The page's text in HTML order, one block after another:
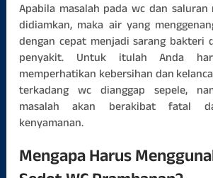
Apabila masalah pada wc dan
didiamkan, maka air yang
dengan cepat menjadi sarang bakteri
penyakit. Untuk itulah Anda
memperhatikan kebersihan dan
terkadang wc dianggap sepele,
masalah akan berakibat fatal
kenyamanan.
Mengapa Harus